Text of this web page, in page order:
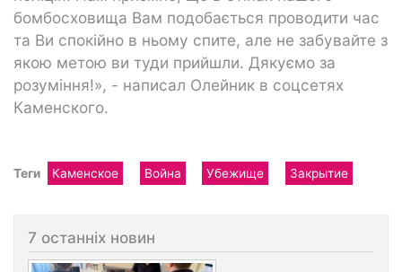
бомбосховища Вам подобається проводити час
та Ви спокійно в ньому спите, але не забувайте з
якою метою ви туди прийшли. Дякуємо за
розуміння!», - написал Олейник в соцсетях
Каменского.
Теги Каменское Война Убежище Закрытие
7 останніх новин